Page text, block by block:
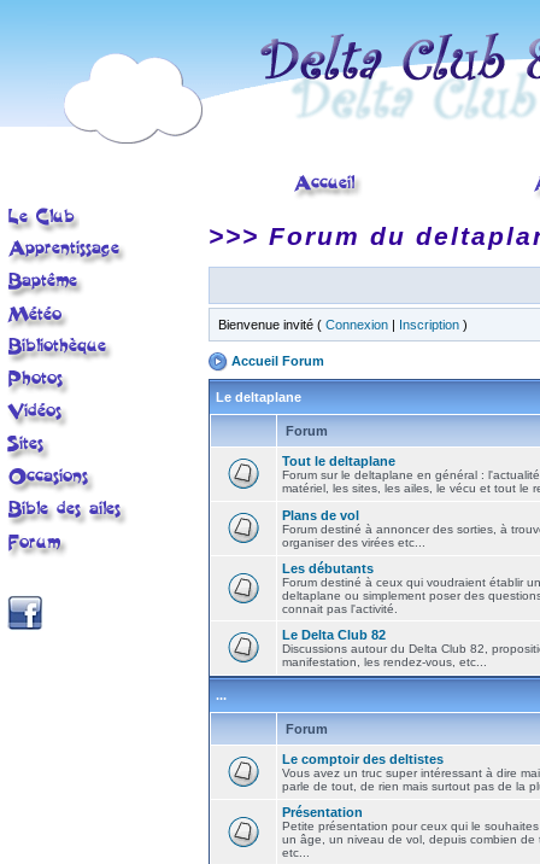
>>> Forum du
Bienvenue invité ( Connexion | Inscription )
Accueil Forum
Le deltaplane
Forum
Tout le deltaplane
Forum sur le deltaplane en général :
matériel, les sites, les ailes, le vécu et tout le
Plans de vol
Forum destiné à annoncer des sorties, à
organiser des virées etc...
Les débutants
Forum destiné à ceux qui voudraient établir
deltaplane ou simplement poser des
connait pas l'activité.
Le Delta Club 82
Discussions autour du Delta Club 82,
manifestation, les rendez-vous, etc...
...
Forum
Le comptoir des deltistes
Vous avez un truc super intéressant à dire
parle de tout, de rien mais surtout pas de la
Présentation
Petite présentation pour ceux qui le
un âge, un niveau de vol, depuis combien de
etc...